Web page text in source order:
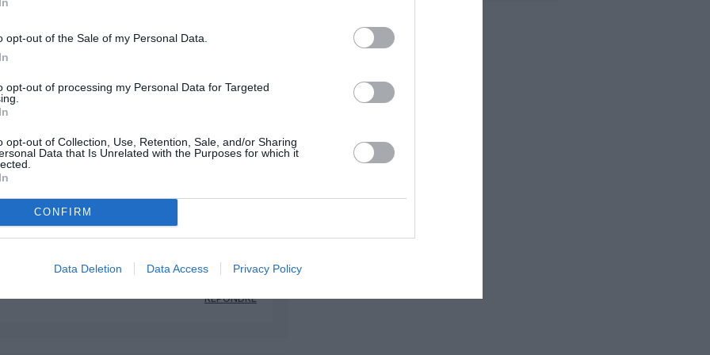
opt-out of the Sale of my Personal Data.
opt-out of processing my Personal Data for Targeted
opt-out of Collection, Use, Retention, Sale, and/or Sharing
Data that Is Unrelated with the Purposes for which it
CONFIRM
Data Deletion Data Access Privacy Policy
FacebookTwitterPinterestLinkedInEmail
11 août 2013 - 10 h 32 min
ces clients .
JetBlue est du 4* versus celui de
11 août 2013 - 13 h 19 min
RÉPONDRE